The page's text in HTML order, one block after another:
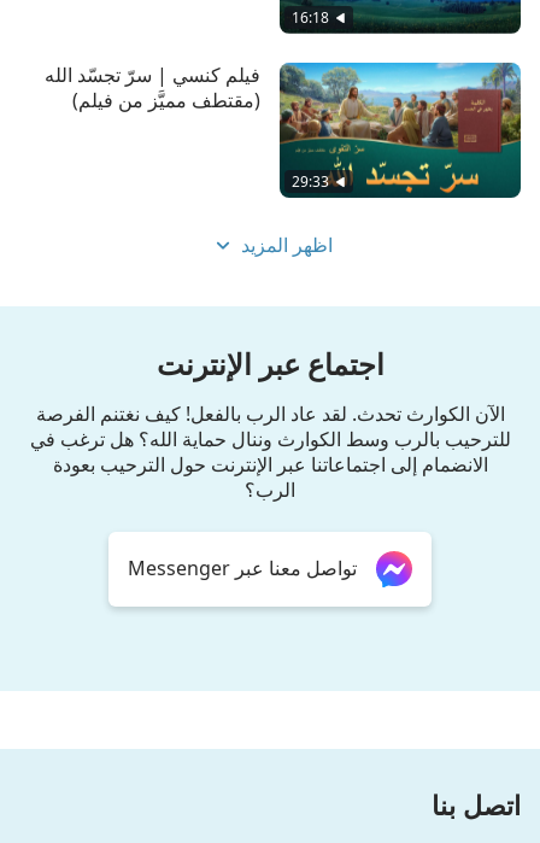
16:18
29:33
فيلم كنسي | سرّ تجسّد الله
(مقتطف مميَّز من فيلم)
اظهر المزيد
اجتماع عبر الإنترنت
الآن الكوارث تحدث. لقد عاد الرب بالفعل! كيف نغتنم الفرصة
للترحيب بالرب وسط الكوارث وننال حماية الله؟ هل ترغب في
الانضمام إلى اجتماعاتنا عبر الإنترنت حول الترحيب بعودة
الرب؟
تواصل معنا عبر Messenger
اتصل بنا